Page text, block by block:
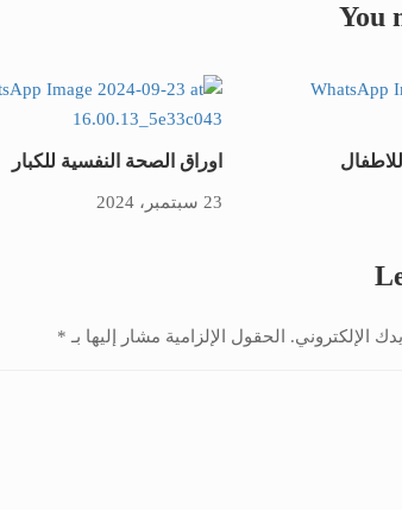
You
اوراق الصحة النفسية للكبار
23 سبتمبر، 2024
الإلكتروني. الحقول الإلزامية مشار إليها بـ *